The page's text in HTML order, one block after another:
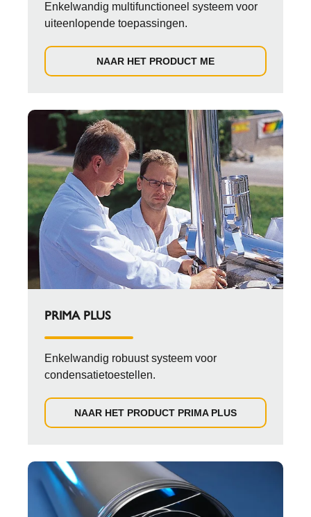
Enkelwandig multifunctioneel systeem voor
uiteenlopende toepassingen.
NAAR HET PRODUCT ME
PRIMA PLUS
Enkelwandig robuust systeem voor
condensatietoestellen.
NAAR HET PRODUCT PRIMA PLUS